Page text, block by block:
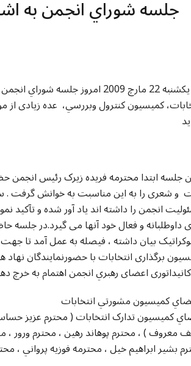
جلسه شوراي انجمن به
روز یکشنبه 22 مارچ 2009
کميسيون کنترول وبررسي، عده زیادی
جلسه ابتدا محترمه فریده زیرک رئیس انجمن
و شعری را به این مناسبت به خوانش گرفت .
انجمن را داشته اند یاد آور شده و تآکید
داوطلبانه و فعال خود آنها می گیرد.در
بیان داشته ، فیصله به عمل آمد تا جهت
برگذاری انتخابات با حضورنمايندگان
کميسيون تدارک انتخابات ( محترم عزيز
معروف ) ، محترم پوهاند رهين ، محترم ورور
بشير ابراهيم خيل ، محترمه فوزيه پرواني ،